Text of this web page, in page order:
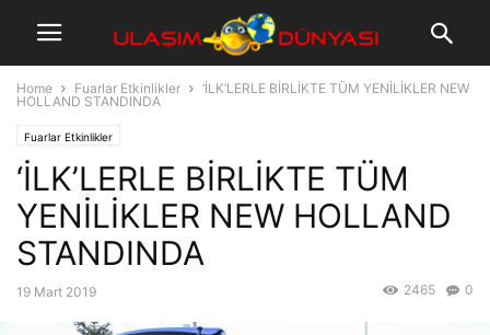
Home Fuarlar Etkinlikler
‘İLK’LERLE BİRLİKTE TÜM YENİLİKLER NEW
HOLLAND STANDINDA
Fuarlar Etkinlikler
‘İLK’LERLE BİRLİKTE TÜM
YENİLİKLER NEW HOLLAND
STANDINDA
19 Mart 2019 0
2465